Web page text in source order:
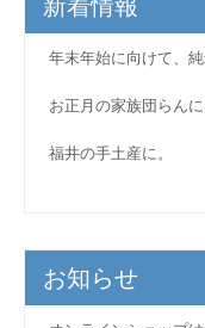
新着情報
年末年始に向けて、
お正月の家族団らんに
福井の手土産に。
お知らせ